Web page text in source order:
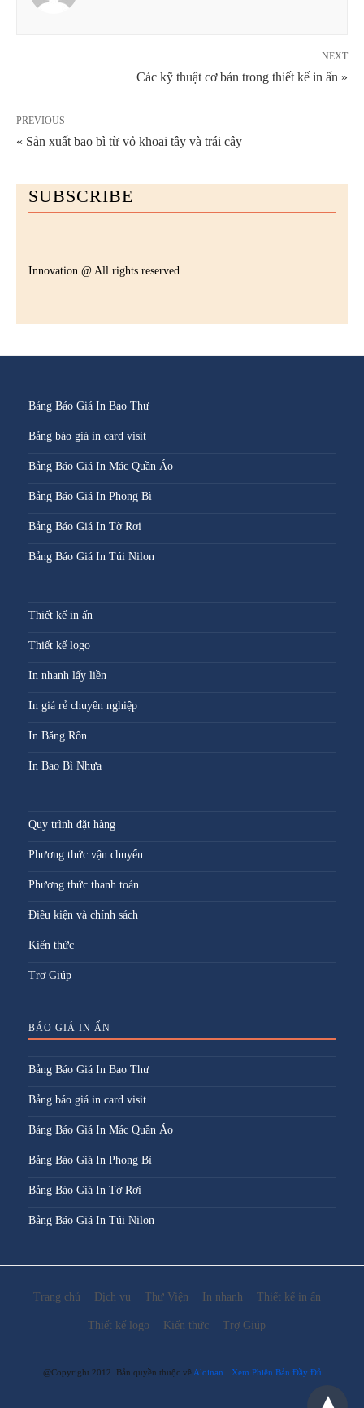
NEXT
Các kỹ thuật cơ bản trong thiết kế in ấn »
PREVIOUS
« Sản xuất bao bì từ vỏ khoai tây và trái cây
SUBSCRIBE
Innovation @ All rights reserved
Bảng Báo Giá In Bao Thư
Bảng báo giá in card visit
Bảng Báo Giá In Mác Quần Áo
Bảng Báo Giá In Phong Bì
Bảng Báo Giá In Tờ Rơi
Bảng Báo Giá In Túi Nilon
Thiết kế in ấn
Thiết kế logo
In nhanh lấy liền
In giá rẻ chuyên nghiệp
In Băng Rôn
In Bao Bì Nhựa
Quy trình đặt hàng
Phương thức vận chuyển
Phương thức thanh toán
Điều kiện và chính sách
Kiến thức
Trợ Giúp
BÁO GIÁ IN ẤN
Bảng Báo Giá In Bao Thư
Bảng báo giá in card visit
Bảng Báo Giá In Mác Quần Áo
Bảng Báo Giá In Phong Bì
Bảng Báo Giá In Tờ Rơi
Bảng Báo Giá In Túi Nilon
Trang chủ Dịch vụ Thư Viện In nhanh Thiết kế in ấn
Thiết kế logo Kiến thức Trợ Giúp
@Copyright 2012. Bản quyền thuộc về Aloinan Xem Phiên Bản Đầy Đủ